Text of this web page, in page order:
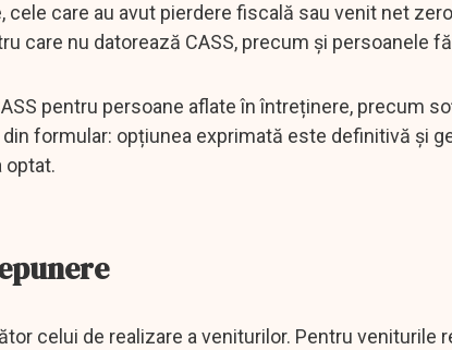
care au avut pierdere fiscală sau venit net zero
care nu datorează CASS, precum și persoanele
pentru persoane aflate în întreținere, precum
formular: opțiunea exprimată este definitivă și
optat.
celui de realizare a veniturilor. Pentru veniturile